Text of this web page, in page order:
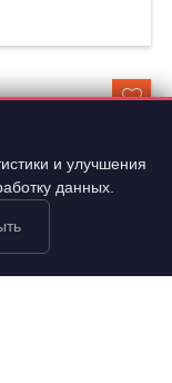
и улучшения
данных.